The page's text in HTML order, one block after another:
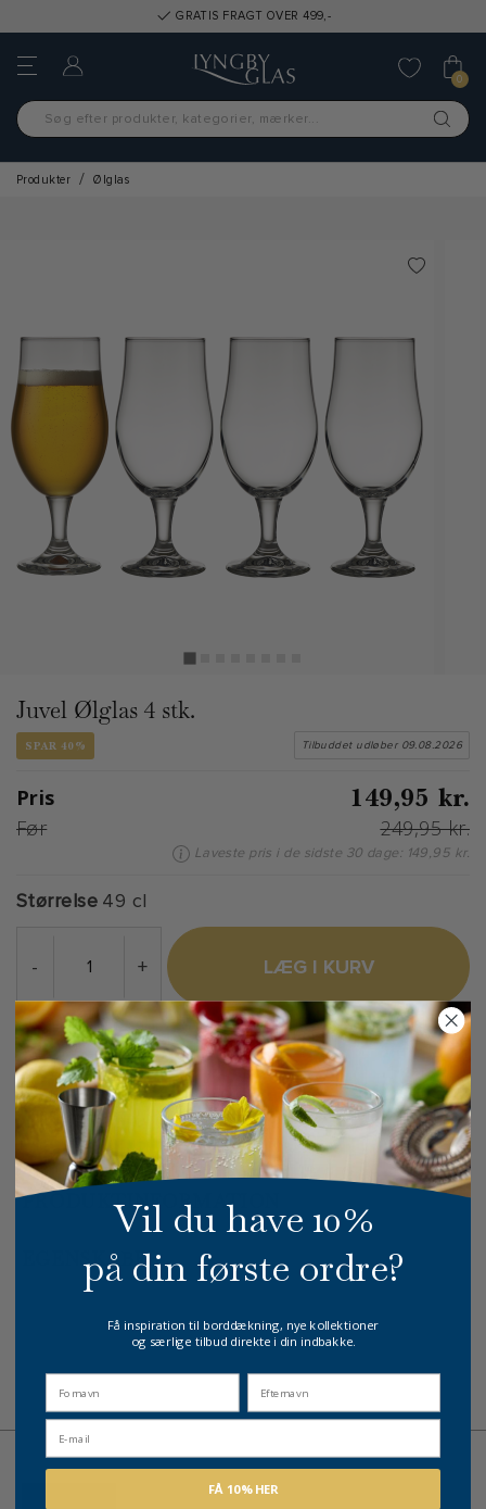
GRATIS FRAGT OVER 499,-
0
Produkter Ølglas
Juvel Ølglas 4 stk.
SPAR 40% Tilbuddet udløber 09.08.2026
Pris 149,95 kr.
Før 249,95 kr.
Laveste pris i de sidste 30 dage: 149,95 kr.
Størrelse 49 cl
- + LÆG I KURV
På lager 1-3 dages levering
GRATIS FRAGT
over 499 DKK
E-MÆRKET
certificeret
HURTIG LEVERING
1-3 hverdage
EGENSKABER
PRODUKTINFORMATION
Vil du have 10%
på din første ordre?
Få inspiration til borddækning, nye kollektioner
og særlige tilbud direkte i din indbakke.
FÅ 10% HER